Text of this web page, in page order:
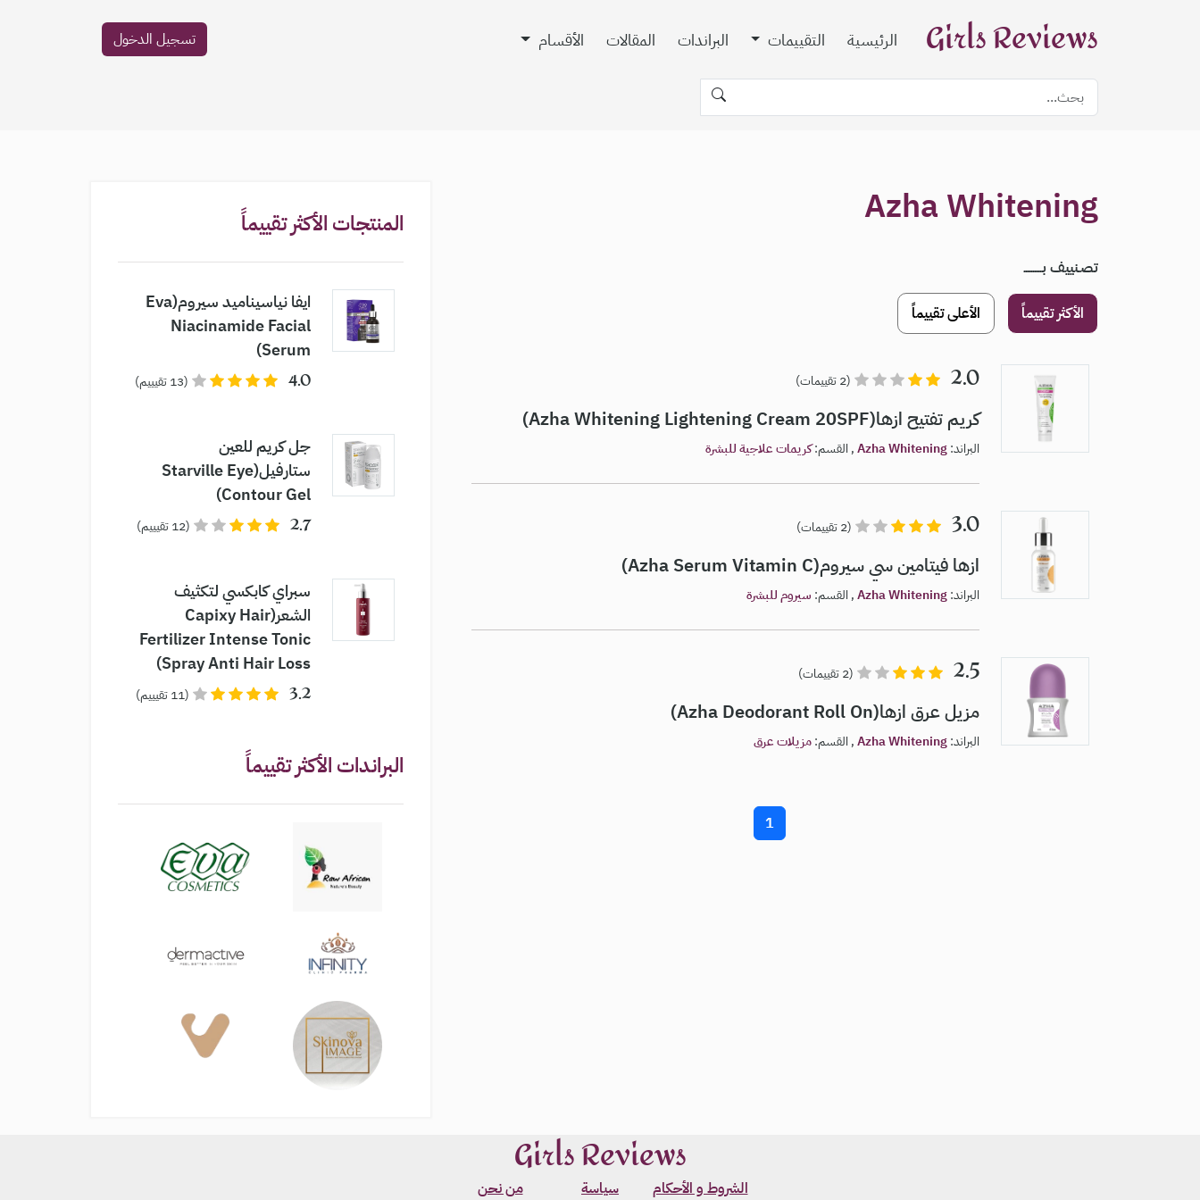
Girls Reviews الرئيسية التقييمات البراندات المقالات الأقسام تسجيل الدخول
Azha Whitening
تصـنييف بــــــــــ
الأكثر تقييماً الأعلى تقييماً
2.0 (2 تقييمات)
كريم تفتيح ازها(Azha Whitening Lightening Cream 20SPF)
البراند:Azha Whitening, القسم:كريمات علاجية للبشرة
3.0 (2 تقييمات)
ازها فيتامين سي سيروم(Azha Serum Vitamin C)
البراند:Azha Whitening, القسم: سيروم للبشرة
2.5 (2 تقييمات)
مزيل عرق ازها(Azha Deodorant Roll On)
البراند:Azha Whitening, القسم:مزيلات عرق
1
المنتجات الأكثر تقييماً
ايفا نياسيناميد سيروم(Eva
Niacinamide Facial
Serum)
4.0 (13 تقيييم)
جل كريم للعين
ستارفيل(Starville Eye
Contour Gel)
2.7 (12 تقيييم)
سبراي كابكسي لتكثيف
الشعر(Capixy Hair
Fertilizer Intense Tonic
Spray Anti Hair Loss)
3.2 (11 تقيييم)
البراندات الأكثر تقييماً
Girls Reviews
الشروط و الأحكام
سياسة
من نحن